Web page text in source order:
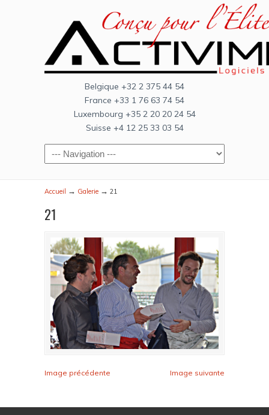
Belgique +32 2 375 44 54
France +33 1 76 63 74 54
Luxembourg +35 2 20 20 24 54
Suisse +4 12 25 33 03 54
Accueil → Galerie → 21
21
Image précédente Image suivante